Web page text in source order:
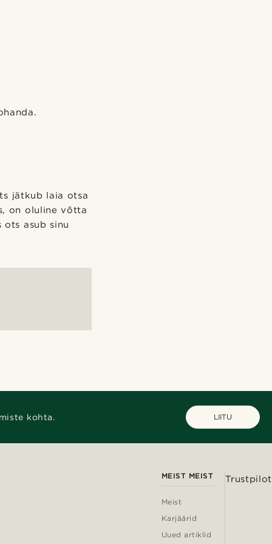
jätkub laia otsa
on oluline võtta
asub sinu
kohta. LIITU
MEIST MEIST
Meist
Karjäärid
Uued artiklid
Trustpilot